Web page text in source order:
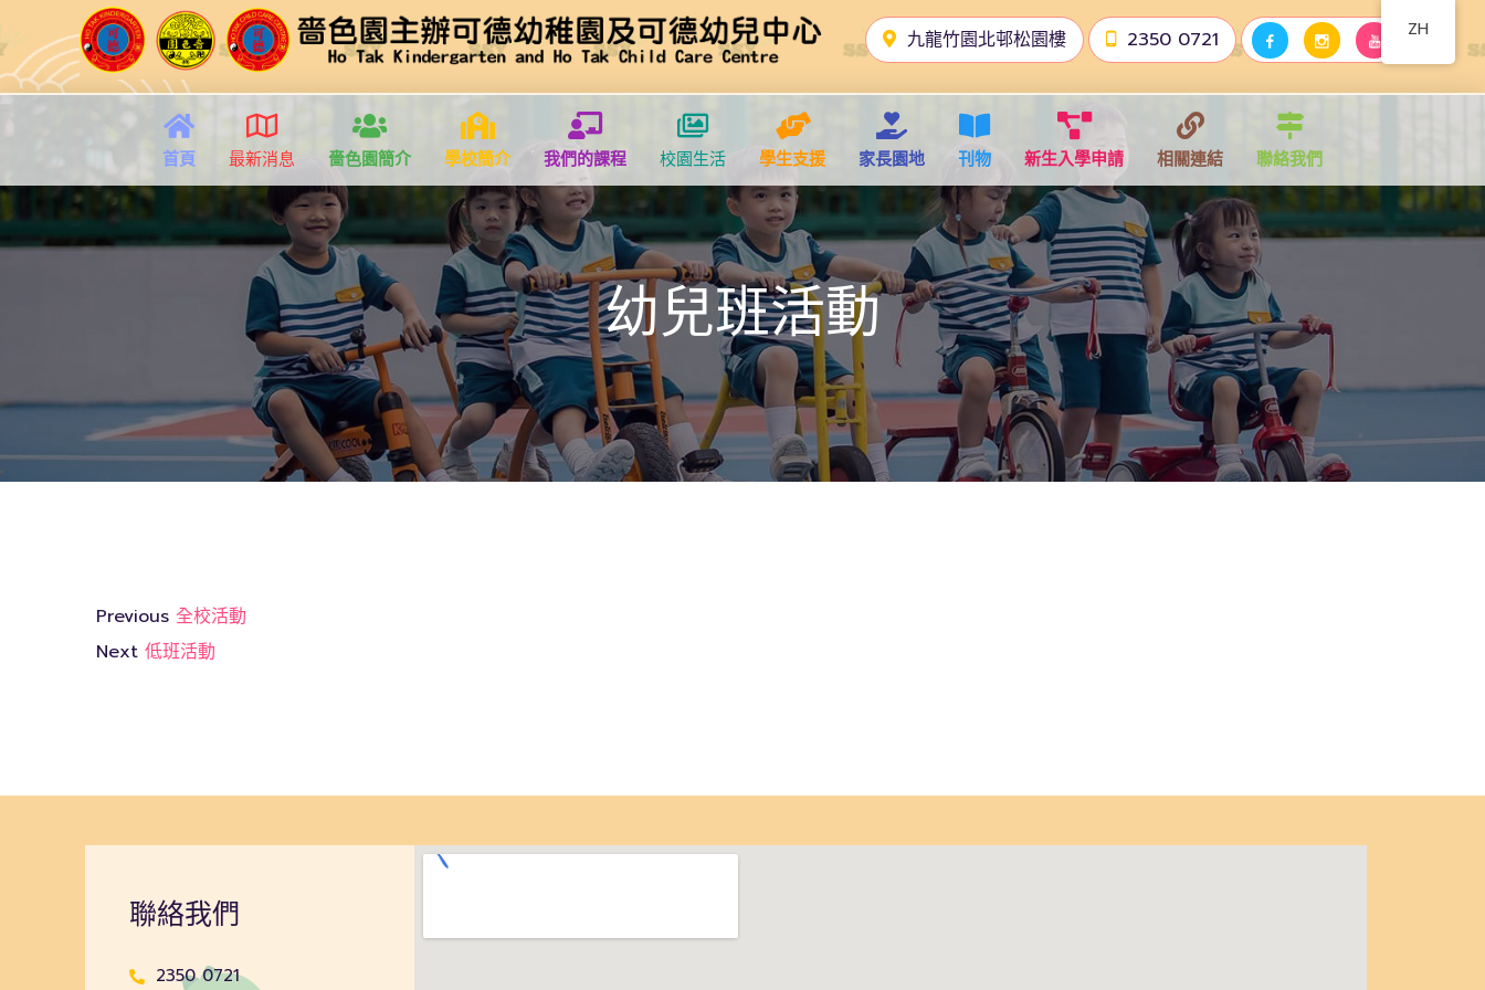
九龍竹園北邨松園樓 2350 0721
首頁 最新消息 嗇色園簡介 學校簡介 我們的課程 校園生活 學生支援 家長園地 刊物 新生入學申請 相關連結 聯絡我們
幼兒班活動
Previous 全校活動
Next 低班活動
聯絡我們
2350 0721
ZH